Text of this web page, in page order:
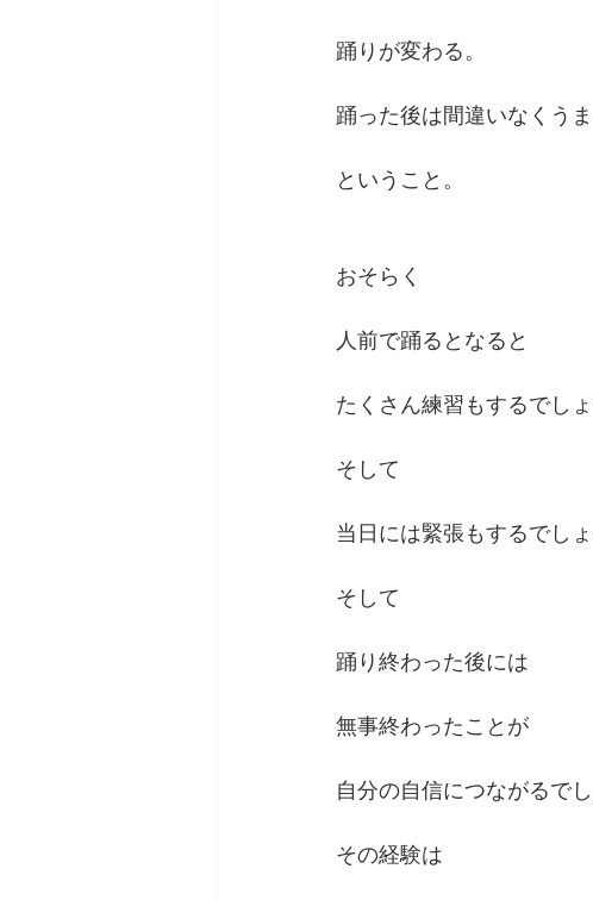
踊りが変わる。
踊った後は間違いなくうま
ということ。
おそらく
人前で踊るとなると
たくさん練習もするでしょ
そして
当日には緊張もするでしょ
そして
踊り終わった後には
無事終わったことが
自分の自信につながるでし
その経験は